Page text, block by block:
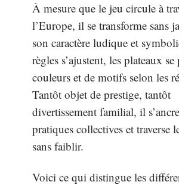
À mesure que le jeu circule à
l’Europe, il se transforme sans
son caractère ludique et
règles s’ajustent, les plateaux se
couleurs et de motifs selon les
Tantôt objet de prestige, tantôt
divertissement familial, il
pratiques collectives et traverse
sans faiblir.
Voici ce qui distingue les